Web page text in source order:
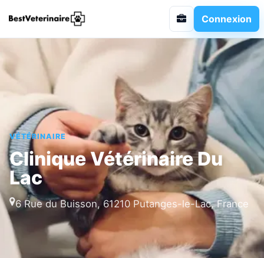
Connexion
VÉTÉRINAIRE
Clinique Vétérinaire Du
Lac
6 Rue du Buisson, 61210 Putanges-le-Lac, France